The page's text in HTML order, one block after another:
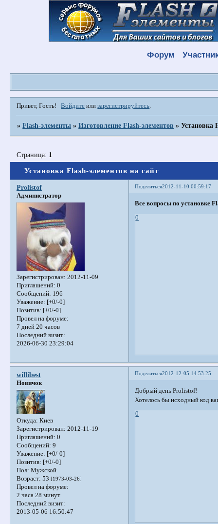
Форум
Привет, Гость! Войдите илизарегистрируйтесь
»Flash-элементы »Изготовление Flash-элементов »Установка
Установка Flash-элементов на сайт
Страница: 1
Поделиться2012-11-10 00:59:17
Prolistof
Администратор
Зарегистрирован: 2012-11-09
Приглашений: 0
Сообщений: 196
Уважение: [+0/-0]
Позитив: [+0/-0]
Провел на форуме:
7 дней 20 часов
Последний визит:
2026-06-30 23:29:04
Все вопросы по установке
0
Поделиться2012-12-05 14:53:25
willibest
Новичок
Откуда: Киев
Зарегистрирован: 2012-11-19
Приглашений: 0
Сообщений: 9
Уважение: [+0/-0]
Позитив: [+0/-0]
Пол: Мужской
Возраст: 53 [1973-03-26]
Провел на форуме:
2 часа 28 минут
Последний визит:
2013-05-06 16:50:47
Добрый день Prolistof!
Хотелось бы исходный код
0